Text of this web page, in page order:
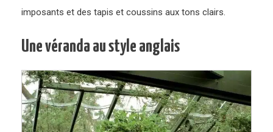
imposants et des tapis et coussins aux tons clairs.
Une véranda au style anglais